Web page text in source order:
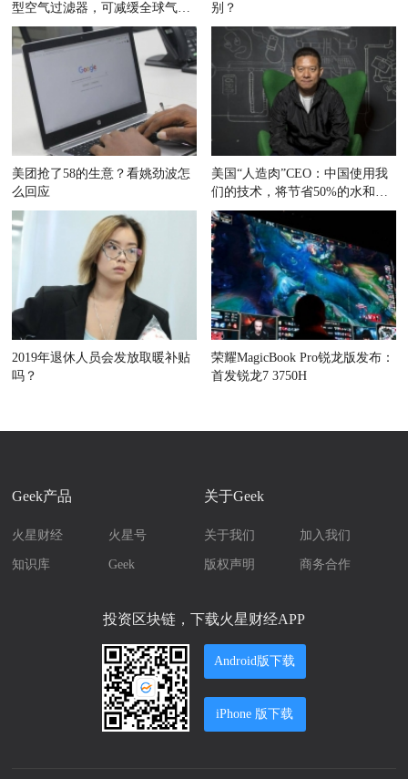
型空气过滤器，可减缓全球气候
变暖
别？
美团抢了58的生意？看姚劲波怎
么回应
美国“人造肉”CEO：中国使用我
们的技术，将节省50%的水和耕
地
2019年退休人员会发放取暖补贴
吗？
荣耀MagicBook Pro锐龙版发布：
首发锐龙7 3750H
Geek产品
火星财经 火星号
知识库 Geek
关于Geek
关于我们 加入我们
版权声明 商务合作
投资区块链，下载火星财经APP
Android版下载
iPhone 版下载